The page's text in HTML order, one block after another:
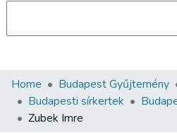
Communities & Collections
All of DSpace
Home Budapest Gyűjtemény
Budapesti sírkertek
Zubek Imre